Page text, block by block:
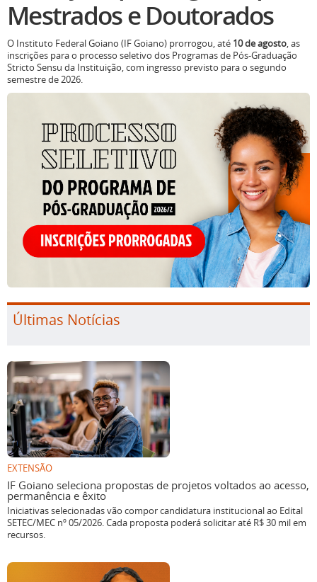
Mestrados e Doutorados
O Instituto Federal Goiano (IF Goiano) prorrogou, até 10 de agosto, as
inscrições para o processo seletivo dos Programas de Pós-Graduação
Stricto Sensu da Instituição, com ingresso previsto para o segundo
semestre de 2026.
Últimas Notícias
EXTENSÃO
IF Goiano seleciona propostas de projetos voltados ao acesso,
permanência e êxito
Iniciativas selecionadas vão compor candidatura institucional ao Edital
SETEC/MEC nº 05/2026. Cada proposta poderá solicitar até R$ 30 mil em
recursos.